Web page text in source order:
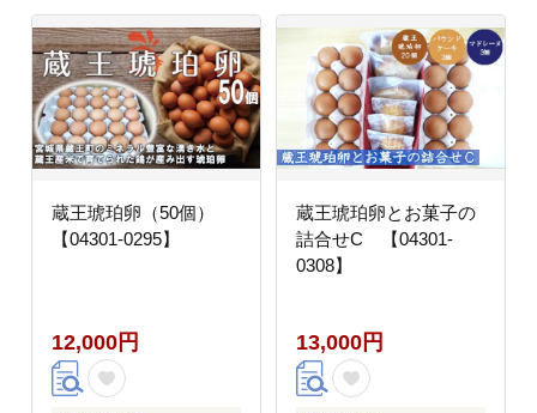
蔵王琥珀卵（50個）
【04301-0295】
12,000円
蔵王琥珀卵とお菓子の
詰合せC 【04301-
0308】
13,000円